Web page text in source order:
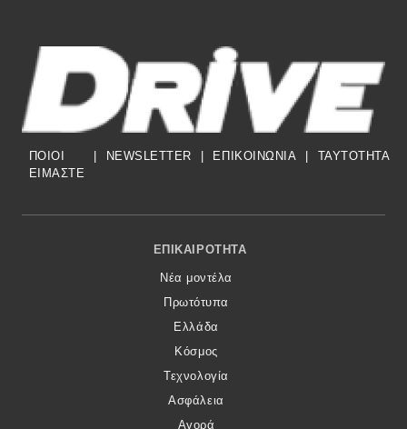
ΠΟΙΟΙ
ΕΙΜΑΣΤΕ
NEWSLETTER ΕΠΙΚΟΙΝΩΝΙΑ TAYTOTHTA
Footer Menu
ΕΠΙΚΑΙΡΌΤΗΤΑ
Νέα μοντέλα
Πρωτότυπα
Ελλάδα
Κόσμος
Τεχνολογία
Ασφάλεια
Αγορά